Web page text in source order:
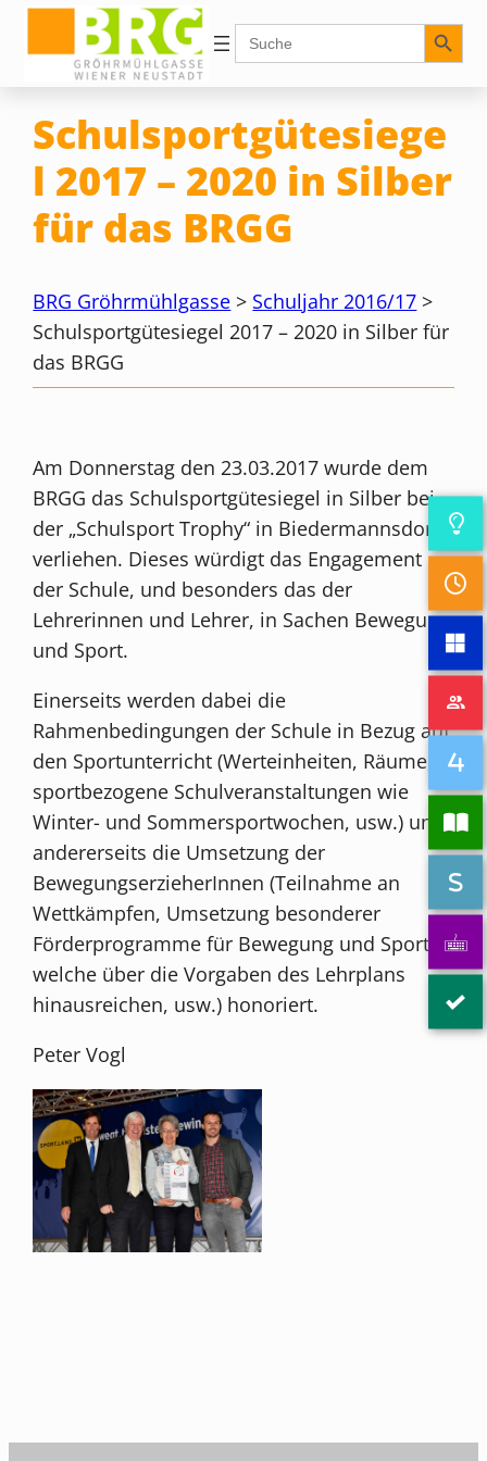
Inhalt
springen
Search
for:
Search Button
Schulsportgütesiege
l 2017 – 2020 in Silber
für das BRGG
BRG Gröhrmühlgasse > Schuljahr 2016/17 >
Schulsportgütesiegel 2017 – 2020 in Silber für
das BRGG
Am Donnerstag den 23.03.2017 wurde dem
BRGG das Schulsportgütesiegel in Silber bei
der „Schulsport Trophy“ in Biedermannsdorf
verliehen. Dieses würdigt das Engagement
der Schule, und besonders das der
Lehrerinnen und Lehrer, in Sachen Bewegung
und Sport.
Einerseits werden dabei die
Rahmenbedingungen der Schule in Bezug auf
den Sportunterricht (Werteinheiten, Räume,
sportbezogene Schulveranstaltungen wie
Winter- und Sommersportwochen, usw.) und
andererseits die Umsetzung der
BewegungserzieherInnen (Teilnahme an
Wettkämpfen, Umsetzung besonderer
Förderprogramme für Bewegung und Sport
welche über die Vorgaben des Lehrplans
hinausreichen, usw.) honoriert.
Peter Vogl